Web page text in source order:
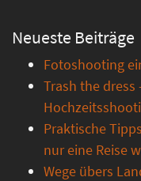
Neueste Beiträge
Fotoshooting
Trash the
Praktische
nur eine Reise
Wege übers